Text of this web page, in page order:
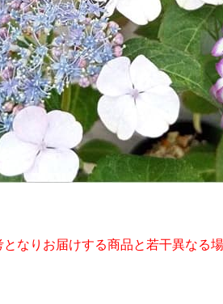
なりお届けする商品と若干異なる場